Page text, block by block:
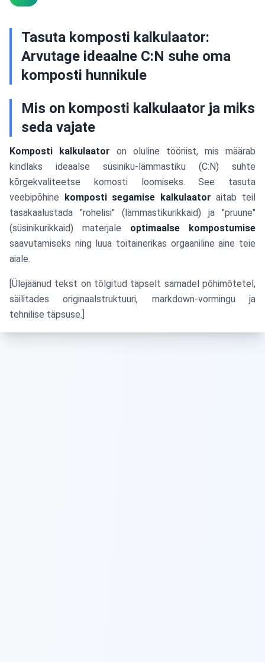
Tasuta komposti kalkulaator:
Arvutage ideaalne C:N suhe oma
komposti hunnikule
Mis on komposti kalkulaator ja miks
seda vajate
Komposti kalkulaator on oluline tööriist, mis määrab
kindlaks ideaalse süsiniku-lämmastiku (C:N) suhte
kõrgekvaliteetse komosti loomiseks. See tasuta
veebipõhine komposti segamise kalkulaator aitab teil
tasakaalustada "rohelisi" (lämmastikurikkaid) ja "pruune"
(süsinikurikkaid) materjale optimaalse kompostumise
saavutamiseks ning luua toitainerikas orgaaniline aine teie
aiale.
[Ülejäänud tekst on tõlgitud täpselt samadel põhimõtetel,
säilitades originaalstruktuuri, markdown-vormingu ja
tehnilise täpsuse.]